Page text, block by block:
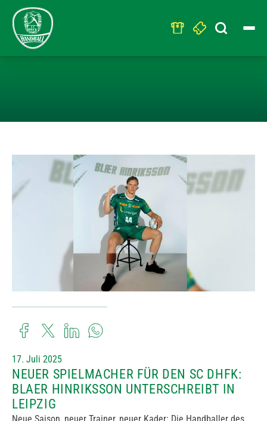
Search
for:
17. Juli 2025
NEUER SPIELMACHER FÜR DEN SC DHFK:
BLAER HINRIKSSON UNTERSCHREIBT IN
LEIPZIG